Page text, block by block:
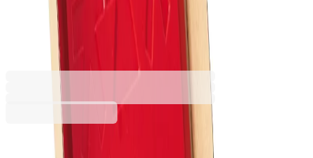
броене, 144 броя
6618020040
Баркод: 2010000217627